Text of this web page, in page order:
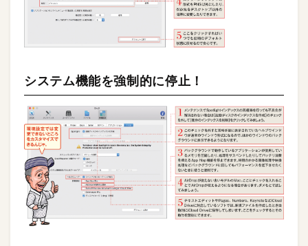
システム機能を強制的に停止！